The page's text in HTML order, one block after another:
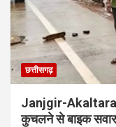
छत्तीसगढ़
Janjgir-
कुचलने से बाइक